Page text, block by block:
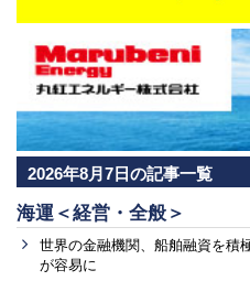
2026年8月7日の記事一覧
海運＜経営・全般＞
世界の金融機関、船舶融資を積
が容易に